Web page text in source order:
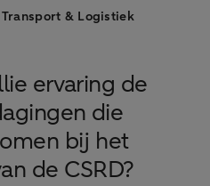
& Logistiek
ervaring de
die
bij het
de CSRD?